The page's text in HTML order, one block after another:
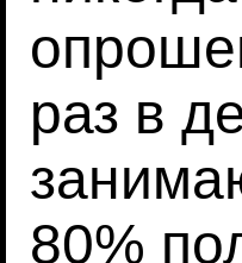
раз в
80%